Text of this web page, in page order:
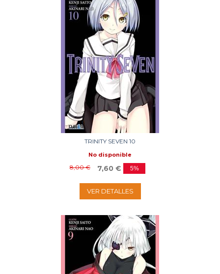
TRINITY SEVEN 10
No disponible
8,00 € 7,60 € 5%
VER DETALLES